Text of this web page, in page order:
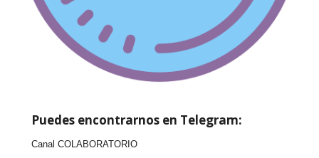
Puedes encontrarnos en Telegram:
Canal COLABORATORIO